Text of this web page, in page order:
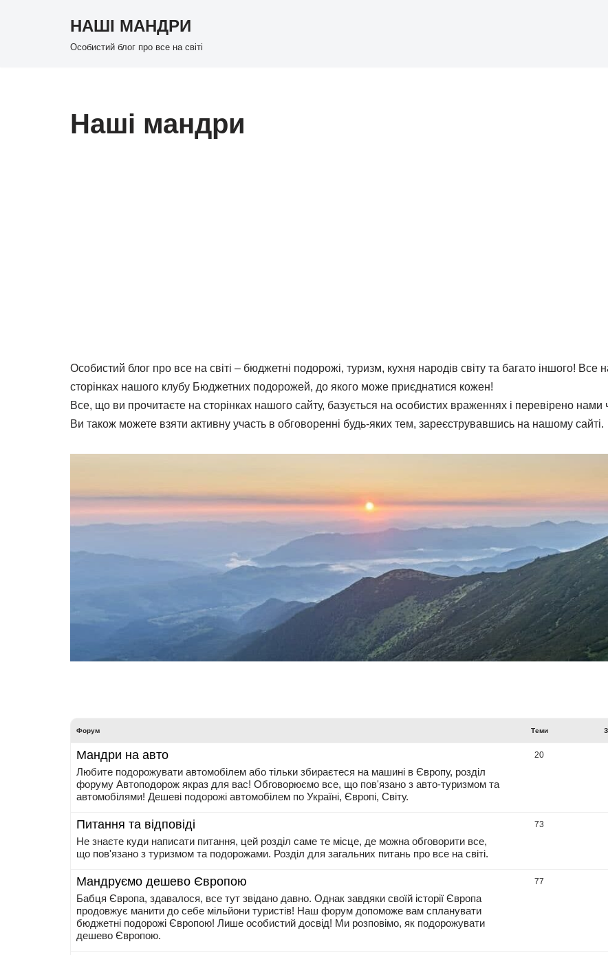
НАШІ МАНДРИ
Особистий блог про все на світі
Наші мандри
Особистий блог про все на світі – бюджетні подорожі, туризм, кухня народів світу та багато іншого! Все
сторінках нашого клубу Бюджетних подорожей, до якого може приєднатися кожен!
Все, що ви прочитаєте на сторінках нашого сайту, базується на особистих враженнях і перевірено
Ви також можете взяти активну участь в обговоренні будь-яких тем, зареєструвавшись на нашому сайті.
Форум Теми
Мандри на авто
Любите подорожувати автомобілем або тільки збираєтеся на машині в Європу, розділ
форуму Автоподорож якраз для вас! Обговорюємо все, що пов'язано з авто-туризмом та
автомобілями! Дешеві подорожі автомобілем по Україні, Європі, Світу.
20
Питання та відповіді
Не знаєте куди написати питання, цей розділ саме те місце, де можна обговорити все,
що пов'язано з туризмом та подорожами. Розділ для загальних питань про все на світі.
73
Мандруємо дешево Європою
Бабця Європа, здавалося, все тут звідано давно. Однак завдяки своїй історії Європа
продовжує манити до себе мільйони туристів! Наш форум допоможе вам спланувати
бюджетні подорожі Європою! Лише особистий досвід! Ми розповімо, як подорожувати
дешево Європою.
77